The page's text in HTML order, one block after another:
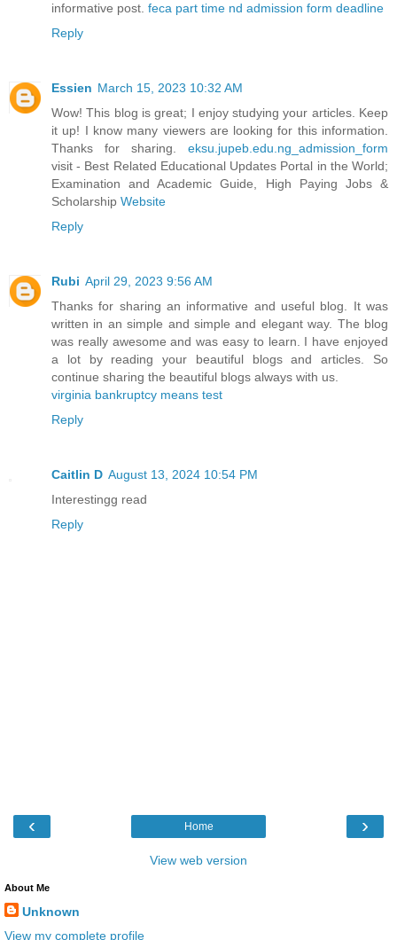
informative post. feca part time nd admission form deadline
Reply
Essien March 15, 2023 10:32 AM
Wow! This blog is great; I enjoy studying your articles. Keep
it up! I know many viewers are looking for this information.
Thanks for sharing. eksu.jupeb.edu.ng_admission_form
visit - Best Related Educational Updates Portal in the World;
Examination and Academic Guide, High Paying Jobs &
Scholarship Website
Reply
Rubi April 29, 2023 9:56 AM
Thanks for sharing an informative and useful blog. It was
written in an simple and simple and elegant way. The blog
was really awesome and was easy to learn. I have enjoyed
a lot by reading your beautiful blogs and articles. So
continue sharing the beautiful blogs always with us.
virginia bankruptcy means test
Reply
Caitlin D August 13, 2024 10:54 PM
Interestingg read
Reply
‹ ›
Home
View web version
About Me
Unknown
View my complete profile